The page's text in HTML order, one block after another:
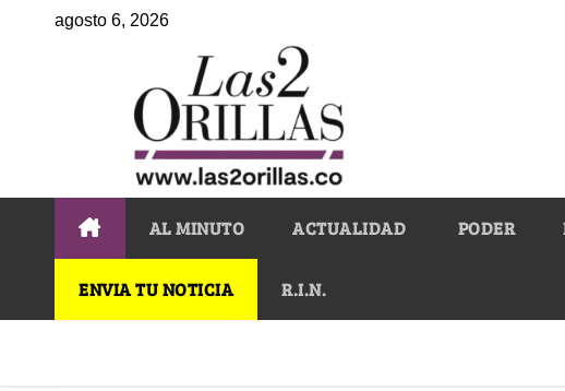
agosto 6, 2026
AL MINUTO ACTUALIDAD PODER
ENVIA TU NOTICIA R.I.N.